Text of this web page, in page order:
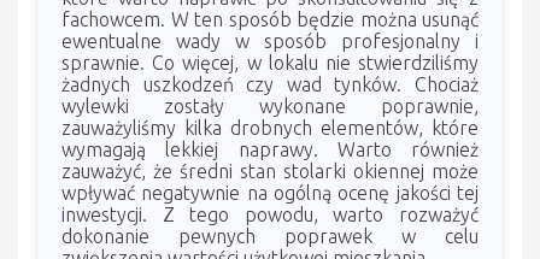
fachowcem. W ten sposób będzie można usunąć
ewentualne wady w sposób profesjonalny i
sprawnie. Co więcej, w lokalu nie stwierdziliśmy
żadnych uszkodzeń czy wad tynków. Chociaż
wylewki zostały wykonane poprawnie,
zauważyliśmy kilka drobnych elementów, które
wymagają lekkiej naprawy. Warto również
zauważyć, że średni stan stolarki okiennej może
wpływać negatywnie na ogólną ocenę jakości tej
inwestycji. Z tego powodu, warto rozważyć
dokonanie pewnych poprawek w celu